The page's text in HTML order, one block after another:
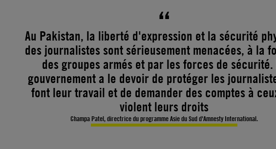
Au Pakistan, la liberté d'expression et la sécurité
des journalistes sont sérieusement menacées, à la
des groupes armés et par les forces de sécurité.
gouvernement a le devoir de protéger les
font leur travail et de demander des comptes à
violent leurs droits
Champa Patel, directrice du programme Asie du Sud d'Amnesty International.